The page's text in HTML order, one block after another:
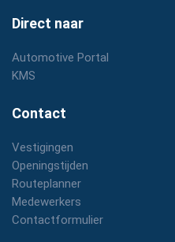
Direct naar
Automotive Portal
KMS
Contact
Vestigingen
Openingstijden
Routeplanner
Medewerkers
Contactformulier